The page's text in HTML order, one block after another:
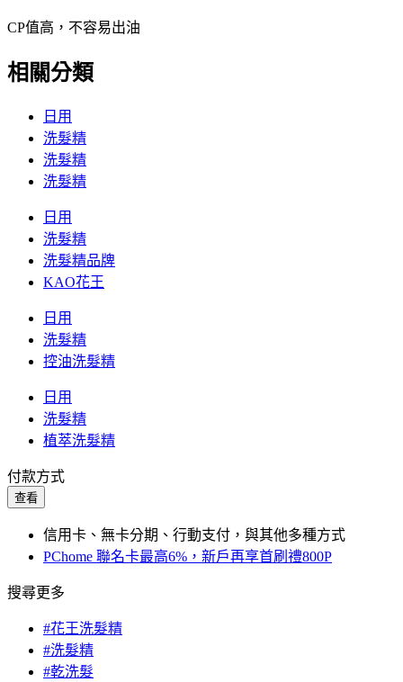
CP值高，不容易出油
相關分類
日用
洗髮精
洗髮精
洗髮精
日用
洗髮精
洗髮精品牌
KAO花王
日用
洗髮精
控油洗髮精
日用
洗髮精
植萃洗髮精
付款方式
查看
信用卡、無卡分期、行動支付，與其他多種方式
PChome 聯名卡最高6%，新戶再享首刷禮800P
搜尋更多
#花王洗髮精
#洗髮精
#乾洗髮